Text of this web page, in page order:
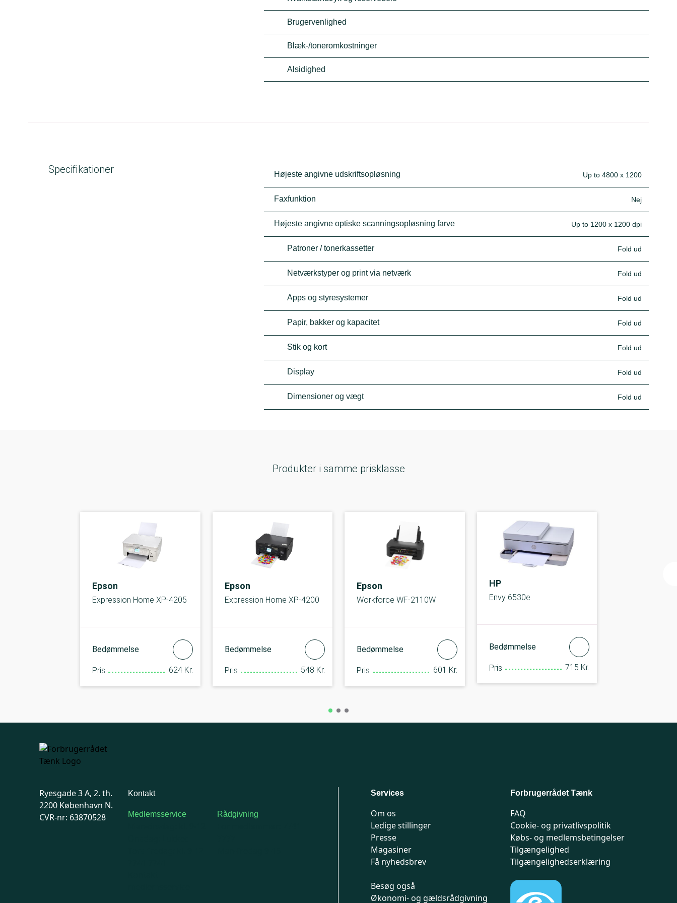
Brugervenlighed
Blæk-/toneromkostninger
Alsidighed
Specifikationer Højeste angivne udskriftsopløsning Up to 4800 x 1200
Faxfunktion Nej
Højeste angivne optiske scanningsopløsning farve Up to 1200 x 1200 dpi
Patroner / tonerkassetter Fold ud
Netværkstyper og print via netværk Fold ud
Apps og styresystemer Fold ud
Papir, bakker og kapacitet Fold ud
Stik og kort Fold ud
Display Fold ud
Dimensioner og vægt Fold ud
Produkter i samme prisklasse
Epson
Expression Home XP-4205
Bedømmelse
Pris 624 Kr.
Epson
Expression Home XP-4200
Bedømmelse
Pris 548 Kr.
Epson
Workforce WF-2110W
Bedømmelse
Pris 601 Kr.
HP
Envy 6530e
Bedømmelse
Pris 715 Kr.
Ryesgade 3 A, 2. th.
2200 København N.
CVR-nr: 63870528
Kontakt
Medlemsservice Rådgivning
Services
Om os
Ledige stillinger
Presse
Magasiner
Få nyhedsbrev
Besøg også
Økonomi- og gældsrådgivning
Forbrugerrådet Tænk
FAQ
Cookie- og privatlivspolitik
Købs- og medlemsbetingelser
Tilgængelighed
Tilgængelighedserklæring